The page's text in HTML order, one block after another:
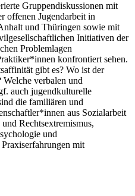
Gruppendiskussionen mit
offenen Jugendarbeit in
und Thüringen sowie mit
Initiativen der
Problemlagen
konfrontiert sehen.
gibt es? Wo ist der
Welche verbalen und
auch jugendkulturelle
die familiären und
aus Sozialarbeit
Rechtsextremismus,
und
mit